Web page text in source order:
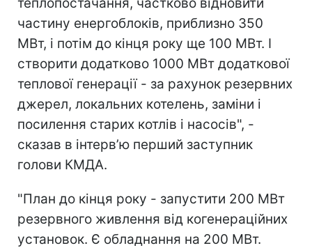
частину енергоблоків, приблизно 350
МВт, і потім до кінця року ще 100 МВт. І
створити додатково 1000 МВт додаткової
теплової генерації - за рахунок резервних
джерел, локальних котелень, заміни і
посилення старих котлів і насосів", -
сказав в інтерв’ю перший заступник
голови КМДА.
"План до кінця року - запустити 200 МВт
резервного живлення від когенераційних
установок. Є обладнання на 200 МВт.